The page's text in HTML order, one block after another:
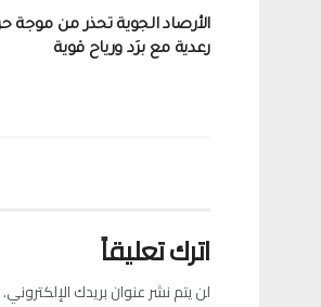
رعدية مع برَد ورياح قوية
اترك تعليقاً
لن يتم نشر عنوان بريدك الإلكتروني.